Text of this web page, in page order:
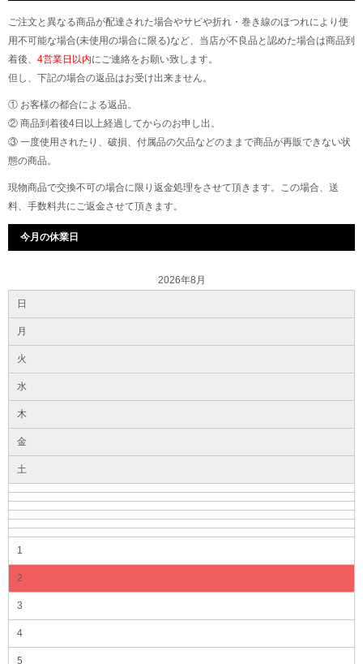
ご注文と異なる商品が配達された場合やサビや折れ・巻き線のほつれにより使
用不可能な場合(未使用の場合に限る)など、当店が不良品と認めた場合は商品到
着後、 4営業日以内にご連絡をお願い致します。
但し、下記の場合の返品はお受け出来ません。
① お客様の都合による返品。
② 商品到着後4日以上経過してからのお申し出。
③ 一度使用されたり、破損、付属品の欠品などのままで商品が再販できない状
態の商品。
現物商品で交換不可の場合に限り返金処理をさせて頂きます。この場合、送
料、手数料共にご返金させて頂きます。
今月の休業日
2026年8月
日
月
火
水
木
金
土
1
2
3
4
5